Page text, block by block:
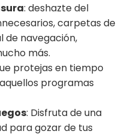
: deshazte del
carpetas de
de navegación,
más.
protejas en tiempo
programas
: Disfruta de una
para gozar de tus